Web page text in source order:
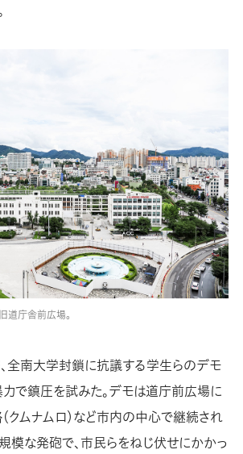
道庁舎前広場。
全南大学封鎖に抗議する学生らのデモ
力で鎮圧を試みた。デモは道庁前広場に
クムナムロ）など市内の中心で継続され
模な発砲で、市民らをねじ伏せにかかっ